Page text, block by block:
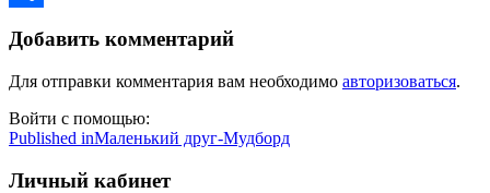
Добавить комментарий
Для отправки комментария вам необходимо авторизоваться.
Войти с помощью:
Навигация
по
Published inМаленький друг-Мудборд
Личный кабинет